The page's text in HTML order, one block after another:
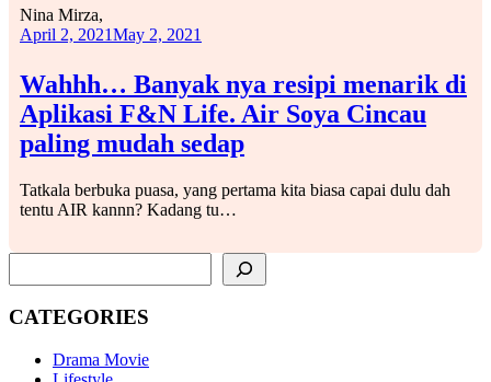
Wahhh… Banyak nya resipi menarik di
Aplikasi F&N Life. Air Soya Cincau
paling mudah sedap
Nina Mirza,
April 2, 2021May 2, 2021
Tatkala berbuka puasa, yang pertama kita biasa capai dulu dah
tentu AIR kannn? Kadang tu…
CATEGORIES
Drama Movie